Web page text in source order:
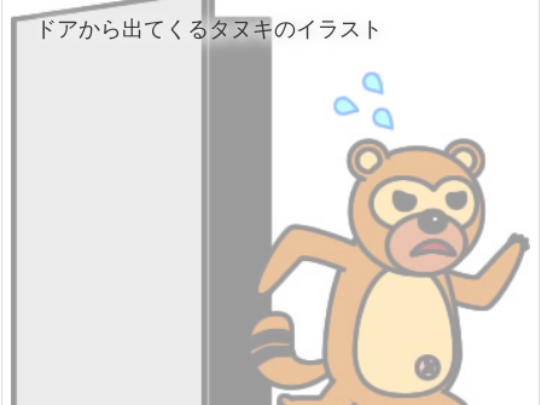
ドアから出てくるタヌキのイラスト